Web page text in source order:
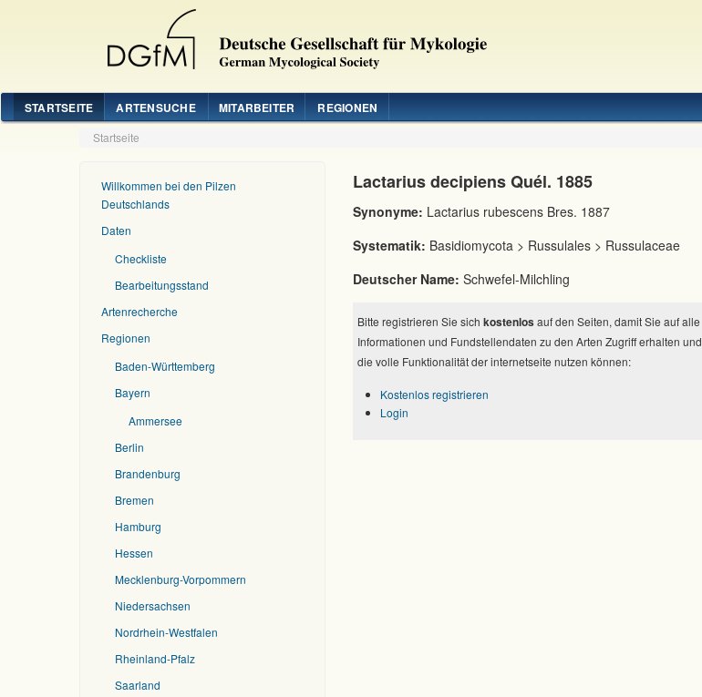
STARTSEITE ARTENSUCHE MITARBEITER REGIONEN
Startseite
Willkommen bei den Pilzen
Deutschlands
Daten
Checkliste
Bearbeitungsstand
Artenrecherche
Regionen
Baden-Württemberg
Bayern
Ammersee
Berlin
Brandenburg
Bremen
Hamburg
Hessen
Mecklenburg-Vorpommern
Niedersachsen
Nordrhein-Westfalen
Rheinland-Pfalz
Saarland
Lactarius decipiens Quél. 1885
Synonyme: Lactarius rubescens Bres. 1887
Systematik: Basidiomycota > Russulales > Russulaceae
Deutscher Name: Schwefel-Milchling
Bitte registrieren Sie sich kostenlos auf den Seiten, damit Sie auf alle
Informationen und Fundstellendaten zu den Arten Zugriff erhalten und
die volle Funktionalität der internetseite nutzen können:
Kostenlos registrieren
Login